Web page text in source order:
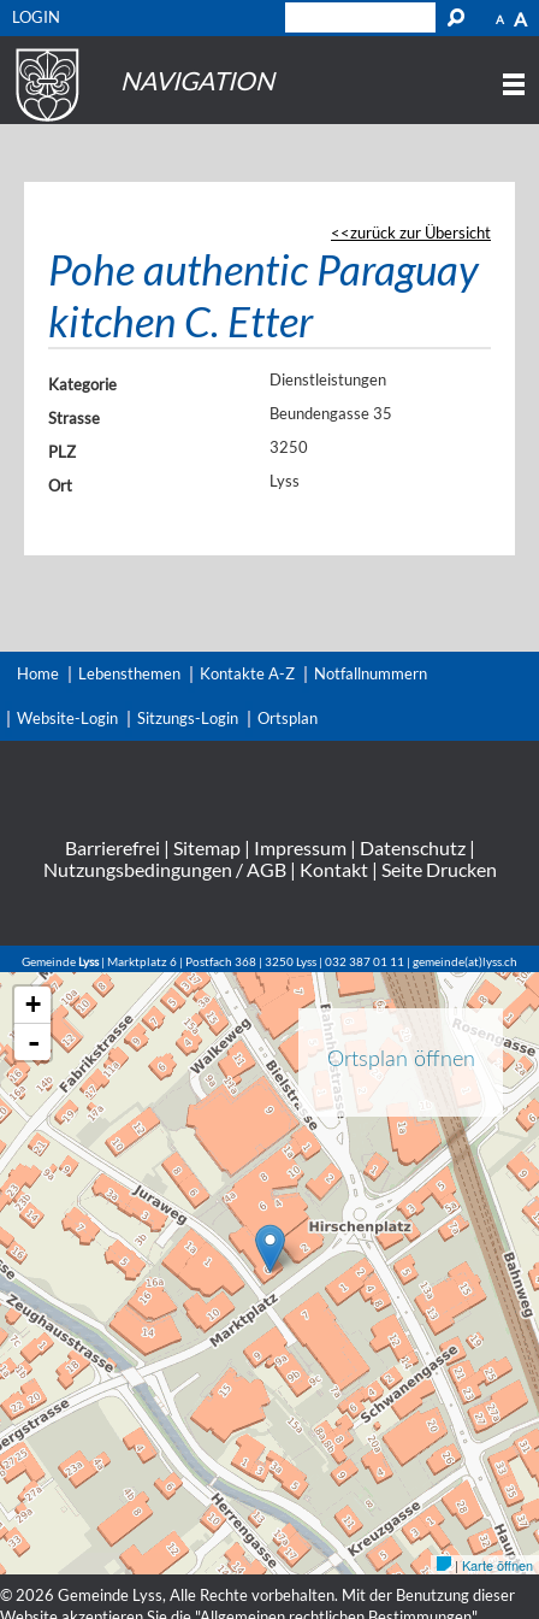
A A
LOGIN
NAVIGATION
zurück zur Übersicht
Pohe authentic Paraguay
kitchen C. Etter
Kategorie
Dienstleistungen
Strasse
Beundengasse 35
PLZ
3250
Ort
Lyss
Home Lebensthemen Kontakte A-Z Notfallnummern
Website-Login Sitzungs-Login Ortsplan
Barrierefrei | Sitemap| Impressum| Datenschutz|
Nutzungsbedingungen / AGB| Kontakt| Seite Drucken
GemeindeLyss| Marktplatz 6 | Postfach 368 | 3250 Lyss | 032 387 01 11 | gemeinde(at)lyss.ch
© 2026 Gemeinde Lyss, Alle Rechte vorbehalten. Mit der Benutzung dieser